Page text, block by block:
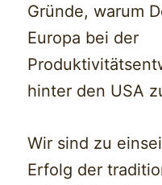
Gründe, warum
Europa bei der
hinter den USA
Wir sind zu
Erfolg der